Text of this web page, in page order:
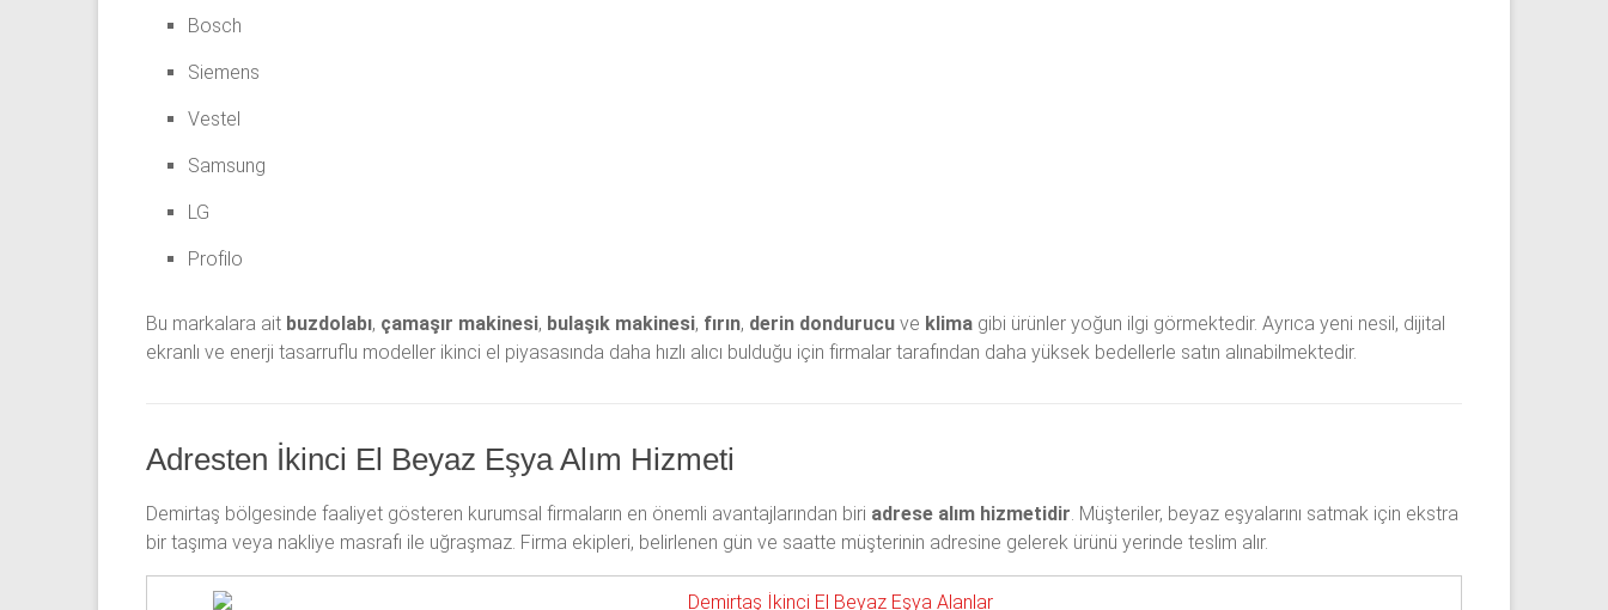
Bosch
Siemens
Vestel
Samsung
LG
Profilo
Bu markalara ait buzdolabı, çamaşır makinesi, bulaşık makinesi, fırın, derin dondurucu ve klima gibi ürünler yoğun ilgi görmektedir. Ayrıca yeni nesil, dijital
ekranlı ve enerji tasarruflu modeller ikinci el piyasasında daha hızlı alıcı bulduğu için firmalar tarafından daha yüksek bedellerle satın alınabilmektedir.
Adresten İkinci El Beyaz Eşya Alım Hizmeti
Demirtaş bölgesinde faaliyet gösteren kurumsal firmaların en önemli avantajlarından biri adrese alım hizmetidir . Müşteriler, beyaz eşyalarını satmak için ekstra
bir taşıma veya nakliye masrafı ile uğraşmaz. Firma ekipleri, belirlenen gün ve saatte müşterinin adresine gelerek ürünü yerinde teslim alır.